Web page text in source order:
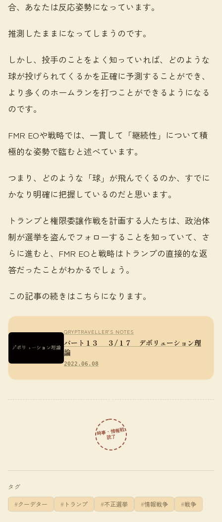
合、あなたは反応姿勢になっています。
推測したままになってしまうのです。
しかし、投手のことをよく知っていれば、どのような
球が投げられてくるかを正確に予測することができ、
より多くのホームランを打つことができるようになる
のです。
FMR EOや戦略では、一貫して「継続性」について積
極的な姿勢で臨むと述べています。
つまり、どのような「球」が飛んでくるのか、すでに
かなり明確に把握しているのだと思います。
トランプと権限委譲作戦を計画する人たちは、政治体
制が選挙を盗んでフォローすることを知っていて、さ
らに進むと、FMR EOと戦略はトランプの直接的な返
答だったことがわかるでしょう。
この記事の続きはこちらになります。
QRYPTRAVELLER'S NOTES
パート１３ ３/１７ デボリューション理
論
2022.06.08
時事・情報戦
読了
タグ
クーデター トランプ 不正選挙 情報戦争 戦争